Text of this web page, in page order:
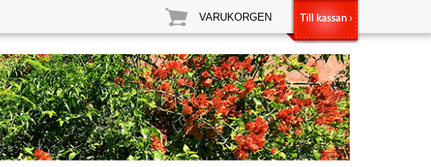
VARUKORGEN